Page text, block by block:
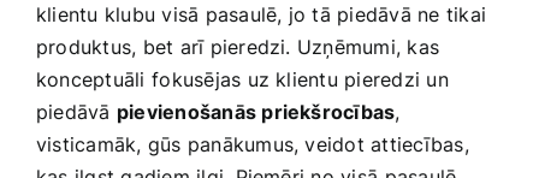
klientu ​klubu ‍visā pasaulē, jo tā‌ piedāvā ne tikai⁣
produktus, bet​ arī pieredzi.​ Uzņēmumi, kas
konceptuāli⁢ fokusējas uz klientu‌ pieredzi un
piedāvā pievienošanās priekšrocības,‍
visticamāk, gūs panākumus, veidot attiecības,